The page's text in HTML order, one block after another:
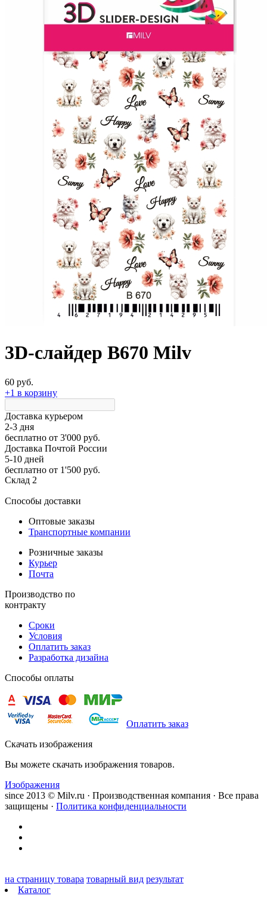
3D-слайдер B670 Milv
60 руб.
+1 в корзину
Доставка курьером
2-3 дня
бесплатно от 3'000 руб.
Доставка Почтой России
5-10 дней
бесплатно от 1'500 руб.
Склад 2
Способы доставки
Оптовые заказы
Транспортные компании
Розничные заказы
Курьер
Почта
Производство по
контракту
Сроки
Условия
Оплатить заказ
Разработка дизайна
Способы оплаты
Оплатить заказ
Скачать изображения
Вы можете скачать изображения товаров.
Изображения
since 2013 © Milv.ru · Производственная компания · Все права
защищены · Политика конфиденциальности
на страницу товара товарный вид результат
Каталог